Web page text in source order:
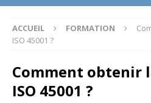
ACCUEIL FORMATION
ISO 45001 ?
Comment obtenir
ISO 45001 ?